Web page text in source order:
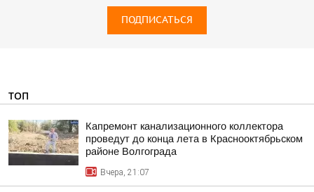
ПОДПИСАТЬСЯ
ТОП
Капремонт канализационного коллектора
проведут до конца лета в Краснооктябрьском
районе Волгограда
Вчера, 21:07